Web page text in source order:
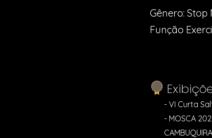
Gênero:
Função
- VI Curta
- MOSCA
CAMBUQUIRA